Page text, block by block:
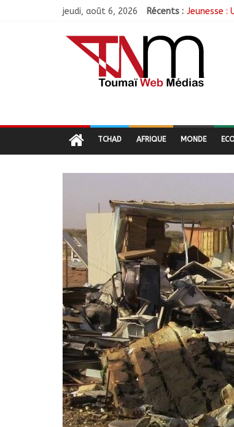
jeudi, août 6, 2026 Récents : Jeunesse :
Tchad : Le
Tchad :
TCHAD AFRIQUE MONDE